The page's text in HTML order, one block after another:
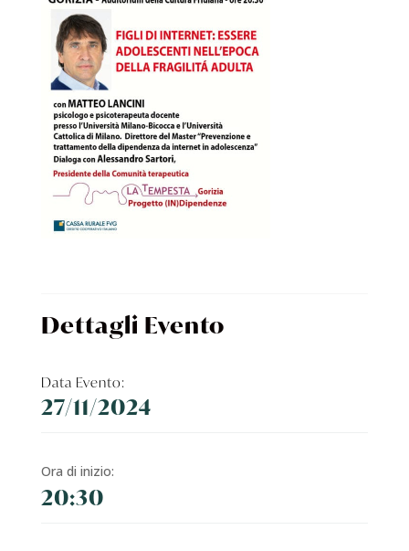
Dettagli Evento
Data Evento:
27/11/2024
Ora di inizio:
20:30